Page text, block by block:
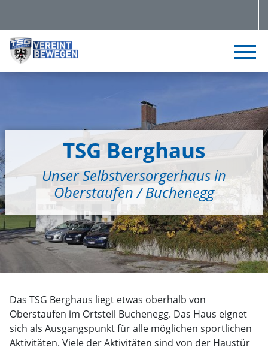
TSG Berghaus
Unser Selbstversorgerhaus in
Oberstaufen / Buchenegg
Das TSG Berghaus liegt etwas oberhalb von
Oberstaufen im Ortsteil Buchenegg. Das Haus eignet
sich als Ausgangspunkt für alle möglichen sportlichen
Aktivitäten. Viele der Aktivitäten sind von der Haustür